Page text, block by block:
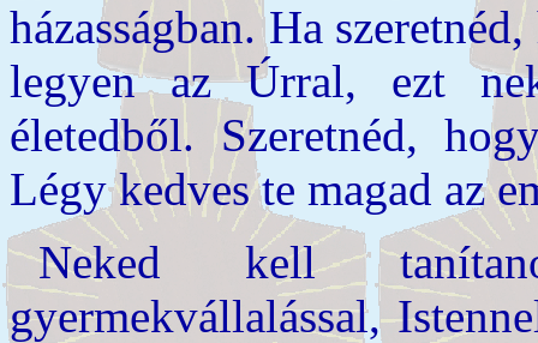
házasságban. Ha
legyen az Úrral, ezt
életedből. Szeretnéd,
Légy kedves te magad az
Neked kell
gyermekvállalással,